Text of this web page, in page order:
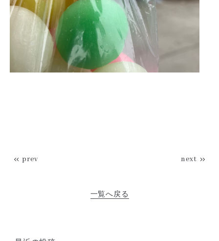
prev next
一覧へ戻る